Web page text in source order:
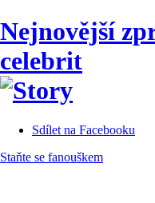
Nejnovější
celebrit
Sdílet na Facebooku
Staňte se fanouškem